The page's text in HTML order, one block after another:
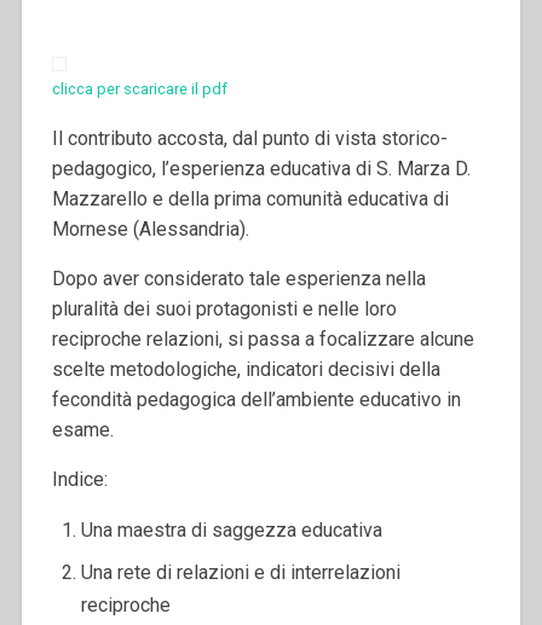
clicca per scaricare il pdf
Il contributo accosta, dal punto di vista storico-
pedagogico, l’esperienza educativa di S. Marza D.
Mazzarello e della prima comunità educativa di
Mornese (Alessandria).
Dopo aver considerato tale esperienza nella
pluralità dei suoi protagonisti e nelle loro
reciproche relazioni, si passa a focalizzare alcune
scelte metodologiche, indicatori decisivi della
fecondità pedagogica dell’ambiente educativo in
esame.
Indice:
Una maestra di saggezza educativa
Una rete di relazioni e di interrelazioni
reciproche